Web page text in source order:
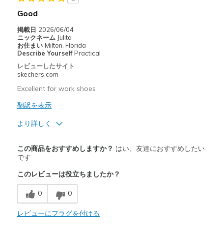
Play
School
Width
Feels true to width
Sizing
View On Shoes
Good
掲載日 2026/06/04
ニックネーム Julita
お住まい Milton, Florida
Describe Yourself Practical
レビューしたサイト
skechers.com
Excellent for work shoes
翻訳を表示
より詳しく
Breathe Well
Comfortable
Durable
Width
Feels true to width
この商品をおすすめしますか？ はい、友達におすすめしたい
です
このレビューは役立ちましたか？
0 0
レビューにフラグを付ける